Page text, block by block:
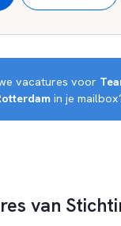
vacatures voor
in je
van